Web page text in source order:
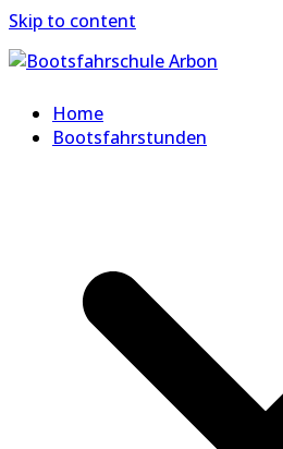
Skip to content
Home
Bootsfahrstunden